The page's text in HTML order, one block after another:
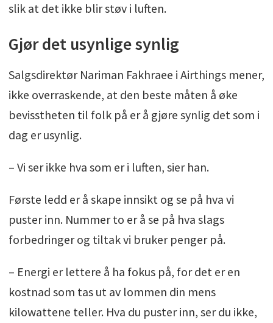
slik at det ikke blir støv i luften.
Gjør det usynlige synlig
Salgsdirektør Nariman Fakhraee i Airthings mener,
ikke overraskende, at den beste måten å øke
bevisstheten til folk på er å gjøre synlig det som i
dag er usynlig.
– Vi ser ikke hva som er i luften, sier han.
Første ledd er å skape innsikt og se på hva vi
puster inn. Nummer to er å se på hva slags
forbedringer og tiltak vi bruker penger på.
– Energi er lettere å ha fokus på, for det er en
kostnad som tas ut av lommen din mens
kilowattene teller. Hva du puster inn, ser du ikke,